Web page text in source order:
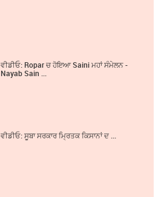
ਵੀਡੀਓ: Ropar ਚ ਹੋਇਆ Saini ਮਹਾਂ ਸੰਮੇਲਨ -
Nayab Sain ...
ਵੀਡੀਓ: ਸੂਬਾ ਸਰਕਾਰ ਮ੍ਰਿਤਕ ਕਿਸਾਨਾਂ ਦ ...